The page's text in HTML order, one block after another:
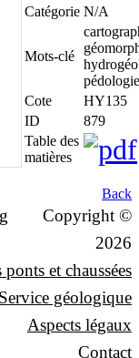
Catégorie N/A
Mots-clé
Cote
HY135
ID
879
Table des
matières
Back
Copyright ©
2026
et chaussées
Service géologique
Aspects légaux
Contact